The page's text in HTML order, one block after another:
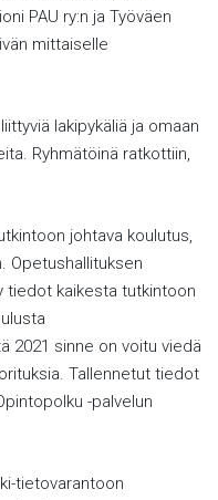
PAU ry:n ja Työväen
mittaiselle
lakipykäliä ja omaan
Ryhmätöinä ratkottiin,
johtava koulutus,
Opetushallituksen
tiedot kaikesta tutkintoon
2021 sinne on voitu viedä
Tallennetut tiedot
-palvelun
tietovarantoon